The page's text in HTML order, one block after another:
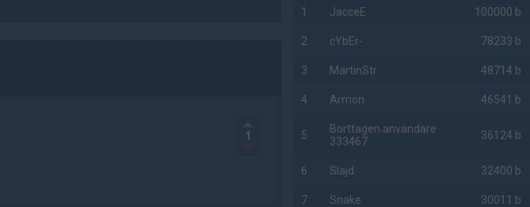
1
1 JacceE 100000 b
2 cYbEr- 78233 b
3 MartinStr 48714 b
4 Armon 46541 b
5
Borttagen användare
333467
36124 b
6 Slajd 32400 b
7 Snake 30011 b